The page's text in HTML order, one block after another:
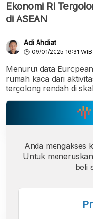
Ekonomi RI
di ASEAN
Adi Ahdiat
09/01/2025 16:31 WIB
Menurut data
rumah kaca dari
tergolong rendah di
Anda mengakses
Untuk
beli